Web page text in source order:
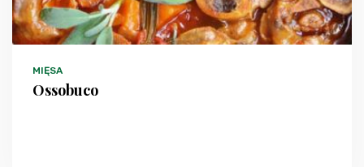
MIĘSA
Ossobuco